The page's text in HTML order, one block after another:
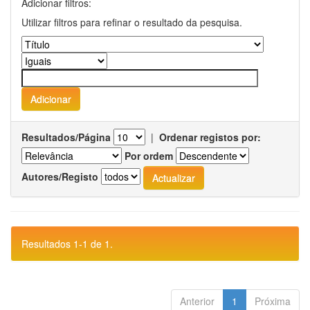
Adicionar filtros:
Utilizar filtros para refinar o resultado da pesquisa.
Resultados/Página | Ordenar registos por:
Por ordem
Autores/Registo
Resultados 1-1 de 1.
Anterior 1 Próxima